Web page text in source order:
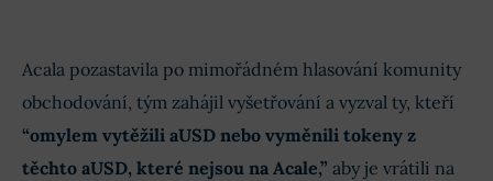
Acala pozastavila po mimořádném hlasování komunity
obchodování, tým zahájil vyšetřování a vyzval ty, kteří
“omylem vytěžili aUSD nebo vyměnili tokeny z
těchto aUSD, které nejsou na Acale,” aby je vrátili na